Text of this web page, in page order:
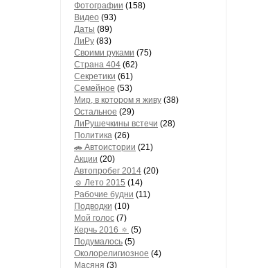
Фотографии (158)
Видео (93)
Даты (89)
ЛиРу (83)
Своими руками (75)
Страна 404 (62)
Секретики (61)
Семейное (53)
Мир, в котором я живу (38)
Остальное (29)
ЛиРушечкины встечи (28)
Политика (26)
🚗 Автоистории (21)
Акции (20)
Автопробег 2014 (20)
☺ Лето 2015 (14)
Рабочие будни (11)
Подводки (10)
Мой голос (7)
Керчь 2016 🔅 (5)
Подумалось (5)
Околорелигиозное (4)
Масяня (3)